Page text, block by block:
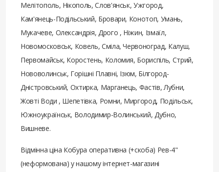
Мелітополь, Нікополь, Слов'янськ, Ужгород,
Кам'янець-Подільський, Бровари, Конотоп, Умань,
Мукачеве, Олександрія, Дрого , Ніжин, Ізмаїл,
Новомосковськ, Ковель, Сміла, Червоноград, Калуш,
Первомайськ, Коростень, Коломия, Бориспіль, Стрий,
Нововолинськ, Горішні Плавні, Ізюм, Білгород-
Дністровський, Охтирка, Марганець, Фастів, Лубни,
Жовті Води , Шепетівка, Ромни, Миргород, Подільськ,
Южноукраїнськ, Володимир-Волинський, Дубно,
Вишневе.
Відмінна ціна Кобура оперативна (+скоба) Рев-4"
(неформована) у нашому інтернет-магазині